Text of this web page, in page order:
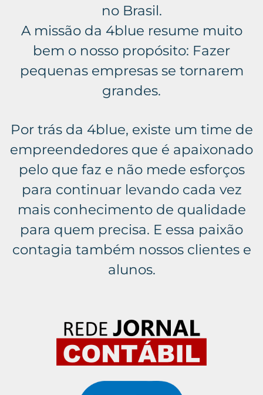
no Brasil.
A missão da 4blue resume muito
bem o nosso propósito: Fazer
pequenas empresas se tornarem
grandes.
Por trás da 4blue, existe um time de
empreendedores que é apaixonado
pelo que faz e não mede esforços
para continuar levando cada vez
mais conhecimento de qualidade
para quem precisa. E essa paixão
contagia também nossos clientes e
alunos.